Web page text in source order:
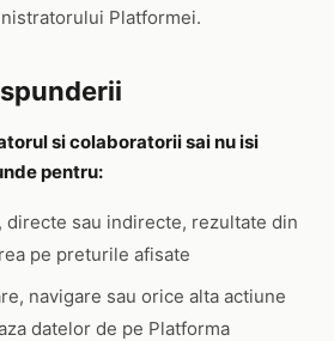
Platformei.
si colaboratorii sai nu isi
pentru:
directe sau indirecte, rezultate din
pe preturile afisate
navigare sau orice alta actiune
datelor de pe Platforma